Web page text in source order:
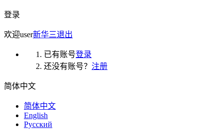
登录
欢迎user新华三退出
已有账号登录
还没有账号？ 注册
简体中文
简体中文
English
Русский